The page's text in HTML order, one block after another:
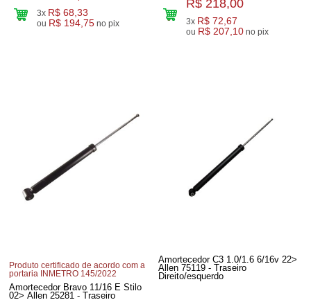
3x R$ 68,33
ou R$ 194,75 no pix
R$ 218,00
3x R$ 72,67
ou R$ 207,10 no pix
Produto certificado de acordo com a
portaria INMETRO 145/2022
Amortecedor Bravo 11/16 E Stilo
02> Allen 25281 - Traseiro
Amortecedor C3 1.0/1.6 6/16v 22>
Allen 75119 - Traseiro
Direito/esquerdo